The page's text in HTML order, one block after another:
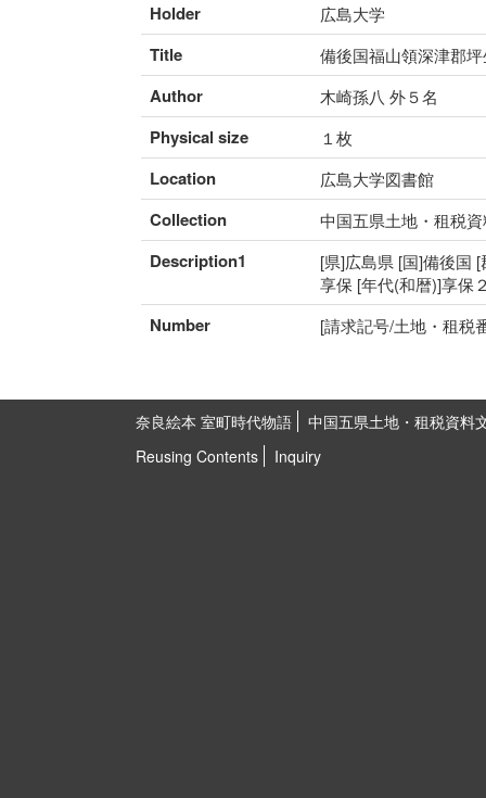
Holder 広島大学
Title 備後国福山領深津郡
Author 木崎孫八 外５名
Physical size １枚
Location 広島大学図書館
Collection 中国五県土地・租税
Description1
[県]広島県 [国]備後国
享保 [年代(和暦)]享保
Number [請求記号/土地・租税
奈良絵本 室町時代物語
中国五県土地・租税資料
Reusing Contents
Inquiry